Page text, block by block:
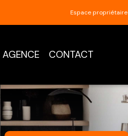
Espace propriétaire
AGENCE CONTACT